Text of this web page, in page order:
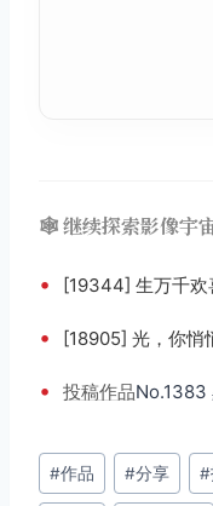
🕸️ 继续探索影像宇
• [19344] 生万千欢
• [18905] 光，你悄
• 投稿作品No.1383
文
章
#作品 #分享 #